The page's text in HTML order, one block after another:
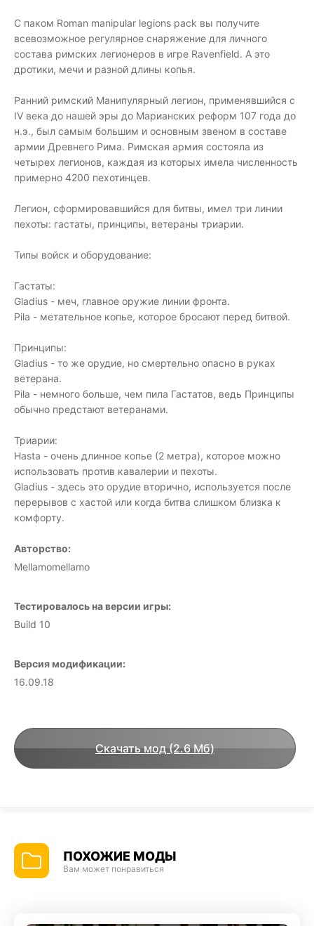
С паком Roman manipular legions pack вы получите
всевозможное регулярное снаряжение для личного
состава римских легионеров в игре Ravenfield. А это
дротики, мечи и разной длины копья.
Ранний римский Манипулярный легион, применявшийся с
IV века до нашей эры до Марианских реформ 107 года до
н.э., был самым большим и основным звеном в составе
армии Древнего Рима. Римская армия состояла из
четырех легионов, каждая из которых имела численность
примерно 4200 пехотинцев.
Легион, сформировавшийся для битвы, имел три линии
пехоты: гастаты, принципы, ветераны триарии.
Типы войск и оборудование:
Гастаты:
Gladius - меч, главное оружие линии фронта.
Pila - метательное копье, которое бросают перед битвой.
Принципы:
Gladius - то же орудие, но смертельно опасно в руках
ветерана.
Pila - немного больше, чем пила Гастатов, ведь Принципы
обычно предстают ветеранами.
Триарии:
Hasta - очень длинное копье (2 метра), которое можно
использовать против кавалерии и пехоты.
Gladius - здесь это орудие вторично, используется после
перерывов с хастой или когда битва слишком близка к
комфорту.
Авторство:
Mellamomellamo
Тестировалось на версии игры:
Build 10
Версия модификации:
16.09.18
Скачать мод (2.6 Мб)
ПОХОЖИЕ МОДЫ
Вам может понравиться